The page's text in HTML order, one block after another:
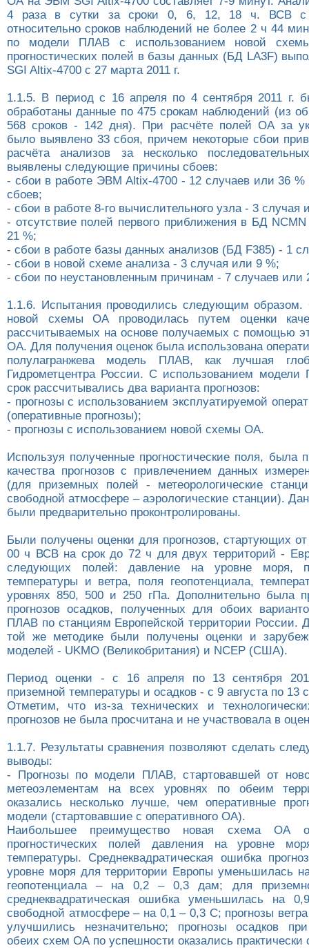
4 раза в сутки за сроки 0, 6, 12, 18 ч. ВСВ с
относительно сроков наблюдений не более 2 ч 44
по модели ПЛАВ с использованием новой
прогностических полей в базы данных (БД LA3F)
SGI Altix-4700 с 27 марта 2011 г.
1.1.5. В период с 16 апреля по 4 сентября 2011 г.
обработаны данные по 475 срокам наблюдений (из
568 сроков - 142 дня). При расчёте полей ОА за
было выявлено 33 сбоя, причем некоторые сбои
расчёта анализов за несколько
выявлены следующие причины сбоев:
- сбои в работе ЭВМ Altix-4700 - 12 случаев или 36 %
сбоев;
- сбои в работе 8-го вычислительного узла - 3 случая
- отсутствие полей первого приближения в БД
21 %;
- сбои в работе базы данных анализов (БД F385) - 1
- сбои в новой схеме анализа - 3 случая или 9 %;
- сбои по неустановленным причинам - 7 случаев или
1.1.6. Испытания проводились следующим образом.
новой схемы ОА проводилась путем оценки
рассчитываемых на основе получаемых с помощью
ОА. Для получения оценок была использована
полулагранжева модель ПЛАВ, как лучшая
Гидрометцентра России. С использованием
срок рассчитывались два варианта прогнозов:
- прогнозы с использованием эксплуатируемой
(оперативные прогнозы);
- прогнозы с использованием новой схемы OA.
Используя полученные прогностические поля, была
качества прогнозов с привлечением данных
(для приземных полей - метеорологические
свободной атмосфере – аэрологические станции).
были предварительно проконтролированы.
Были получены оценки для прогнозов, стартующих от
00 ч ВСВ на срок до 72 ч для двух территорий -
следующих полей: давление на уровне моря,
температуры и ветра, поля геопотенциала,
уровнях 850, 500 и 250 гПа. Дополнительно была
прогнозов осадков, полученных для обоих
ПЛАВ по станциям Европейской территории России.
той же методике были получены оценки и
моделей - UKMO (Великобритания) и NCEP (США).
Период оценки - с 16 апреля по 13 сентября
приземной температуры и осадков - с 9 августа по 13
Отметим, что из-за технических и
прогнозов не была просчитана и не участвовала в
1.1.7. Результаты сравнения позволяют сделать
выводы:
- Прогнозы по модели ПЛАВ, стартовавшей от
метеоэлементам на всех уровнях по обеим
оказались несколько лучше, чем оперативные
модели (стартовавшие с оперативного ОА).
Наибольшее преимущество новая схема ОА
прогностических полей давления на уровне
температуры. Среднеквадратическая ошибка
уровне моря для территории Европы уменьшилась
геопотенциала – на 0,2 – 0,3 дам; для
среднеквадратическая ошибка уменьшилась
свободной атмосфере – на 0,1 – 0,3 С; прогнозы
улучшились незначительно; прогнозы осадков
обеих схем ОА по успешности оказались практически